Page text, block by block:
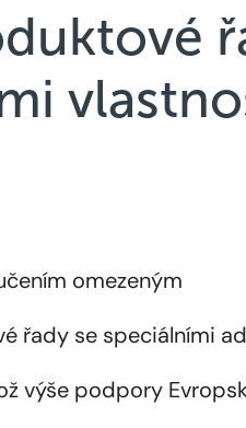
omezeným
řady se speciálními
výše podpory